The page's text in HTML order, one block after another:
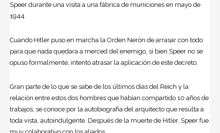
Speer durante una visita a una fábrica de municiones en mayo de
1944.
Cuando Hitler puso en marcha la Orden Nerón de arrasar con todo
para que nada quedara a merced del enemigo, si bien Speer no se
opuso formalmente, intentó atrasar la aplicación de este decreto.
Gran parte de lo que se sabe de los últimos días del Reich y la
relación entre estos dos hombres que habían compartido 10 años de
trabajos, se conoce por la autobiografía del arquitecto que resulta a
toda vista, autoindulgente. Después de la muerte de Hitler, Speer fue